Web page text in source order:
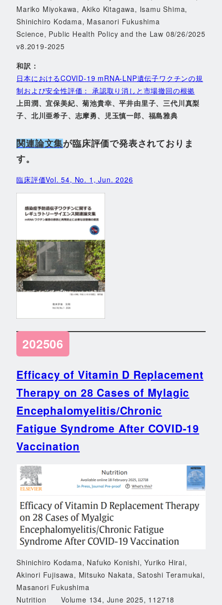
Mariko Miyokawa, Akiko Kitagawa, Isamu Shima,
Shinichiro Kodama, Masanori Fukushima
Science, Public Health Policy and the Law 08/26/2025
v8.2019-2025
和訳：
日本におけるCOVID-19 mRNA-LNP遺伝子ワクチンの規
制および安全性評価： 承認取り消しと市場撤回の根拠
上田潤、宜保美紀、菊池貴幸、平井由里子、三代川真梨
子、北川亜希子、志摩勇、児玉慎一郎、福島雅典
関連論文集が臨床評価で発表されておりま
す。
臨床評価Vol. 54, No. 1, Jun. 2026
202506
Efficacy of Vitamin D Replacement
Therapy on 28 Cases of Mylagic
Encephalomyelitis/Chronic
Fatigue Syndrome After COVID-19
Vaccination
Shinichiro Kodama, Nafuko Konishi, Yuriko Hirai,
Akinori Fujisawa, Mitsuko Nakata, Satoshi Teramukai,
Masanori Fukushima
Nutrition Volume 134, June 2025, 112718